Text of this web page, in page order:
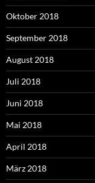
Oktober 2018
September 2018
August 2018
Juli 2018
Juni 2018
Mai 2018
April 2018
März 2018